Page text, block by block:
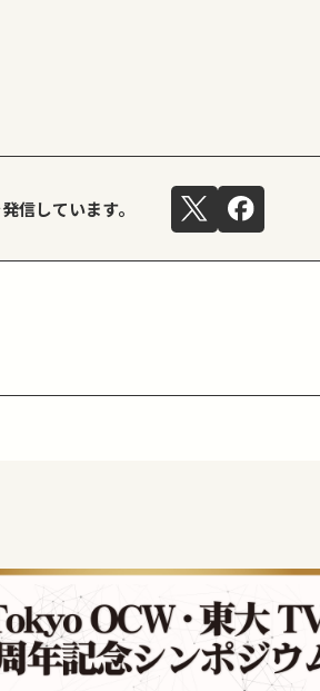
信しています。